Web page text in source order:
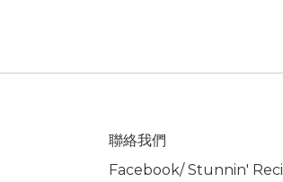
聯絡我們
Facebook/Stunnin'